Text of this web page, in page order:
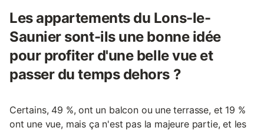
Les appartements du Lons-le-
Saunier sont-ils une bonne idée
pour profiter d'une belle vue et
passer du temps dehors ?
Certains, 49 %, ont un balcon ou une terrasse, et 19 %
ont une vue, mais ça n'est pas la majeure partie, et les